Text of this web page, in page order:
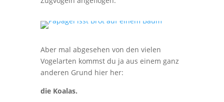
Aber mal abgesehen von den vielen
Vogelarten kommst du ja aus einem ganz
anderen Grund hier her:
die Koalas.